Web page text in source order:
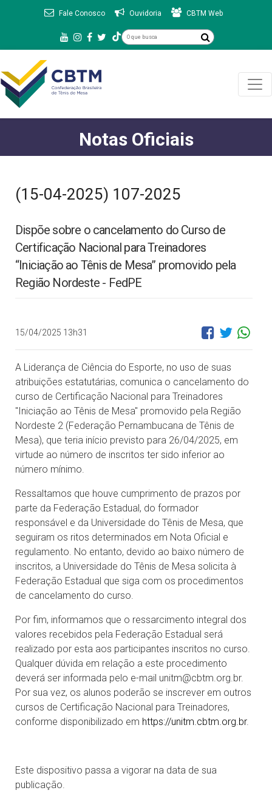
Fale Conosco Ouvidoria CBTM Web
Notas Oficiais
(15-04-2025) 107-2025
Dispõe sobre o cancelamento do Curso de
Certificação Nacional para Treinadores
“Iniciação ao Tênis de Mesa” promovido pela
Região Nordeste - FedPE
15/04/2025 13h31
A Liderança de Ciência do Esporte, no uso de suas
atribuições estatutárias, comunica o cancelamento do
curso de Certificação Nacional para Treinadores
"Iniciação ao Tênis de Mesa" promovido pela Região
Nordeste 2 (Federação Pernambucana de Tênis de
Mesa), que teria início previsto para 26/04/2025, em
virtude ao número de inscritos ter sido inferior ao
número mínimo.
Ressaltamos que houve cumprimento de prazos por
parte da Federação Estadual, do formador
responsável e da Universidade do Tênis de Mesa, que
seguiram os ritos determinados em Nota Oficial e
regulamento. No entanto, devido ao baixo número de
inscritos, a Universidade do Tênis de Mesa solicita à
Federação Estadual que siga com os procedimentos
de cancelamento do curso.
Por fim, informamos que o ressarcimento integral dos
valores recebidos pela Federação Estadual será
realizado por esta aos participantes inscritos no curso.
Qualquer dúvida em relação a este procedimento
deverá ser informada pelo e-mail unitm@cbtm.org.br.
Por sua vez, os alunos poderão se inscrever em outros
cursos de Certificação Nacional para Treinadores,
conforme disponibilizado em https://unitm.cbtm.org.br.
Este dispositivo passa a vigorar na data de sua
publicação.